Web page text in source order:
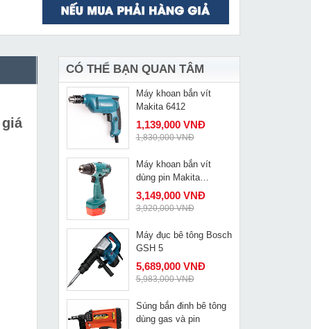
CÓ THỂ BẠN QUAN TÂM
MUA NGAY
MUA NGAY
Máy cắt Plasma Riland
CUT 60A - 3pha
12,730,000 VNĐ
MUA NGAY
Máy khoan bắn vít
Makita 6412
1,139,000 VNĐ
1,830,000 VNĐ
MUA NGAY
Máy khoan bắn vít
dùng pin Makita
6281DWE
3,149,000 VNĐ
3,920,000 VNĐ
MUA NGAY
Máy đục bê tông Bosch
GSH 5
5,689,000 VNĐ
5,983,000 VNĐ
Súng bắn đinh bê tông
dùng gas và pin